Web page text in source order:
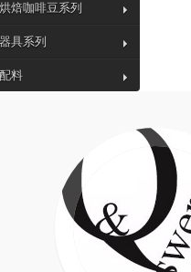
焙咖啡豆系列
具系列
料